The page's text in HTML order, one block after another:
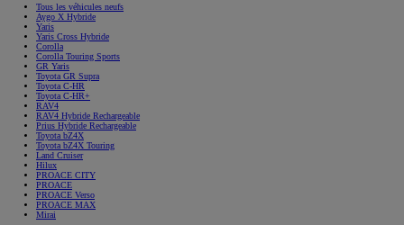
Tous les véhicules neufs
Aygo X Hybride
Yaris
Yaris Cross Hybride
Corolla
Corolla Touring Sports
GR Yaris
Toyota GR Supra
Toyota C-HR
Toyota C-HR+
RAV4
RAV4 Hybride Rechargeable
Prius Hybride Rechargeable
Toyota bZ4X
Toyota bZ4X Touring
Land Cruiser
Hilux
PROACE CITY
PROACE
PROACE Verso
PROACE MAX
Mirai